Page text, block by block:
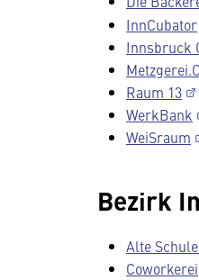
InnCubator
Innsbruck
Raum 13
WerkBank
WeiSraum
Bezirk
Alte
Coworkerei